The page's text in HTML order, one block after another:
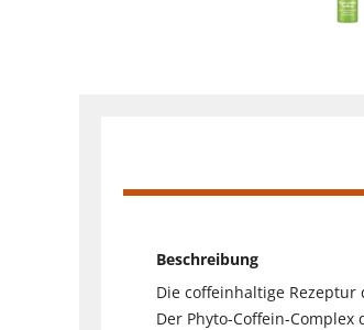
Beschreibung
Die coffeinhaltige
Der Phyto-Coffein-